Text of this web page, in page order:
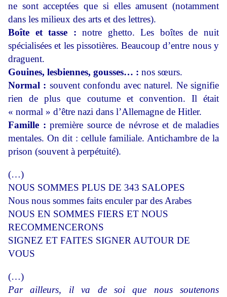
ne sont acceptées que si elles amusent (notamment
dans les milieux des arts et des lettres).
Boîte et tasse : notre ghetto. Les boîtes de nuit
spécialisées et les pissotières. Beaucoup d’entre nous y
draguent.
Gouines, lesbiennes, gousses… : nos sœurs.
Normal : souvent confondu avec naturel. Ne signifie
rien de plus que coutume et convention. Il était
« normal » d’être nazi dans l’Allemagne de Hitler.
Famille : première source de névrose et de maladies
mentales. On dit : cellule familiale. Antichambre de la
prison (souvent à perpétuité).
(…)
NOUS SOMMES PLUS DE 343 SALOPES
Nous nous sommes faits enculer par des Arabes
NOUS EN SOMMES FIERS ET NOUS
RECOMMENCERONS
SIGNEZ ET FAITES SIGNER AUTOUR DE
VOUS
(…)
Par ailleurs, il va de soi que nous soutenons